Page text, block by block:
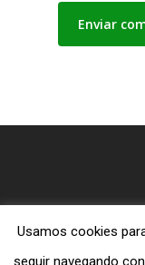
Usamos cookies
seguir navegando